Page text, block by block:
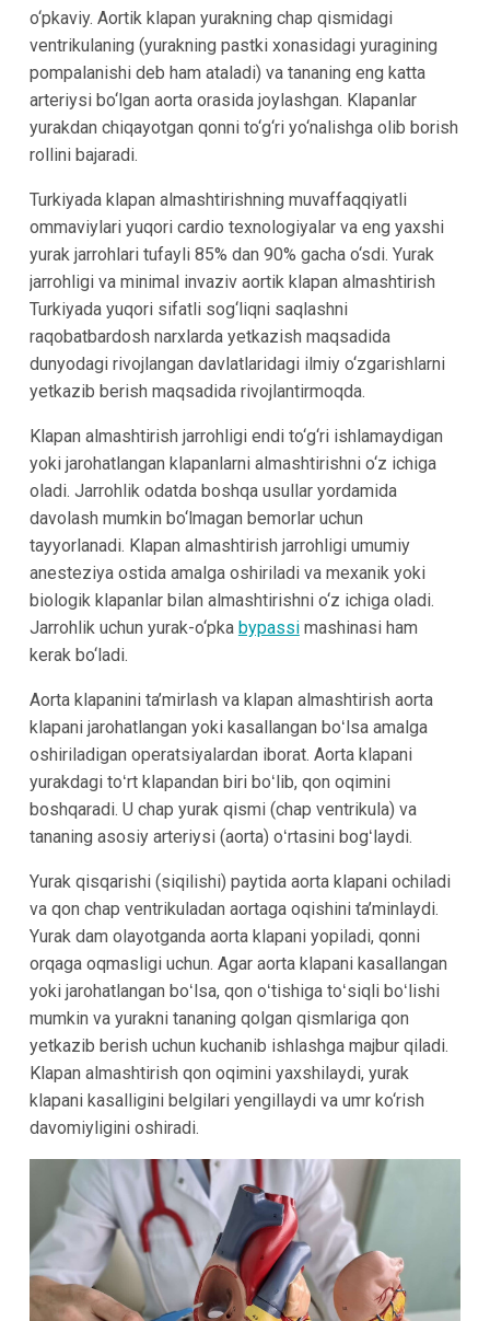
o‘pkaviy. Aortik klapan yurakning chap qismidagi
ventrikulaning (yurakning pastki xonasidagi yuragining
pompalanishi deb ham ataladi) va tananing eng katta
arteriysi bo‘lgan aorta orasida joylashgan. Klapanlar
yurakdan chiqayotgan qonni to‘g‘ri yo‘nalishga olib borish
rollini bajaradi.
Turkiyada klapan almashtirishning muvaffaqqiyatli
ommaviylari yuqori cardio texnologiyalar va eng yaxshi
yurak jarrohlari tufayli 85% dan 90% gacha o‘sdi. Yurak
jarrohligi va minimal invaziv aortik klapan almashtirish
Turkiyada yuqori sifatli sog‘liqni saqlashni
raqobatbardosh narxlarda yetkazish maqsadida
dunyodagi rivojlangan davlatlaridagi ilmiy o‘zgarishlarni
yetkazib berish maqsadida rivojlantirmoqda.
Klapan almashtirish jarrohligi endi to‘g‘ri ishlamaydigan
yoki jarohatlangan klapanlarni almashtirishni o‘z ichiga
oladi. Jarrohlik odatda boshqa usullar yordamida
davolash mumkin bo‘lmagan bemorlar uchun
tayyorlanadi. Klapan almashtirish jarrohligi umumiy
anesteziya ostida amalga oshiriladi va mexanik yoki
biologik klapanlar bilan almashtirishni o‘z ichiga oladi.
Jarrohlik uchun yurak-o‘pka bypassimashinasi ham
kerak bo‘ladi.
Aorta klapanini ta’mirlash va klapan almashtirish aorta
klapani jarohatlangan yoki kasallangan boʻlsa amalga
oshiriladigan operatsiyalardan iborat. Aorta klapani
yurakdagi toʻrt klapandan biri boʻlib, qon oqimini
boshqaradi. U chap yurak qismi (chap ventrikula) va
tananing asosiy arteriysi (aorta) oʻrtasini bogʻlaydi.
Yurak qisqarishi (siqilishi) paytida aorta klapani ochiladi
va qon chap ventrikuladan aortaga oqishini ta’minlaydi.
Yurak dam olayotganda aorta klapani yopiladi, qonni
orqaga oqmasligi uchun. Agar aorta klapani kasallangan
yoki jarohatlangan boʻlsa, qon oʻtishiga toʻsiqli boʻlishi
mumkin va yurakni tananing qolgan qismlariga qon
yetkazib berish uchun kuchanib ishlashga majbur qiladi.
Klapan almashtirish qon oqimini yaxshilaydi, yurak
klapani kasalligini belgilari yengillaydi va umr ko‘rish
davomiyligini oshiradi.